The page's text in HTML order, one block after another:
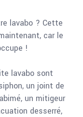
lavabo ? Cette
car le
!
lavabo sont
un joint de
un mitigeur
desserré,